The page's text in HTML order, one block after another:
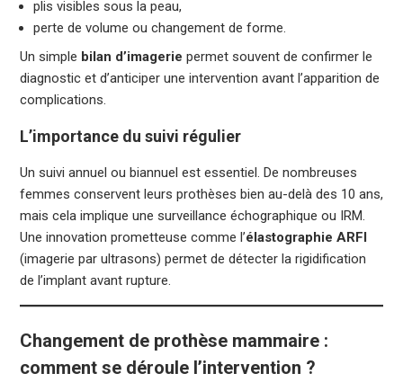
plis visibles sous la peau,
perte de volume ou changement de forme.
Un simple bilan d’imagerie permet souvent de confirmer le
diagnostic et d’anticiper une intervention avant l’apparition de
complications.
L’importance du suivi régulier
Un suivi annuel ou biannuel est essentiel. De nombreuses
femmes conservent leurs prothèses bien au-delà des 10 ans,
mais cela implique une surveillance échographique ou IRM.
Une innovation prometteuse comme l’élastographie ARFI
(imagerie par ultrasons) permet de détecter la rigidification
de l’implant avant rupture.
Changement de prothèse mammaire :
comment se déroule l’intervention ?